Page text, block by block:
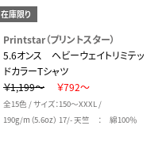
在庫限り
Printstar（プリントスター）
5.6オンス ヘビーウェイトリミテッ
ドカラーTシャツ
￥1,199～
￥792～
全15色 / サイズ：150～XXXL /
190g/m（5.6oz） 17/- 天竺 ： 綿100％